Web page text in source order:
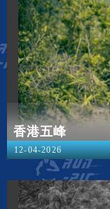
香港五峰
12-04-2026